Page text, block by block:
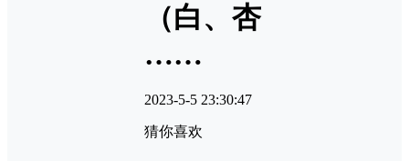
（白、杏
……
2023-5-5 23:30:47
猜你喜欢